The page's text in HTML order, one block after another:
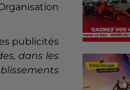
publicités
dans les